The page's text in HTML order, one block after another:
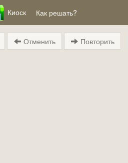
Киоск Как решать?
Отменить Повторить